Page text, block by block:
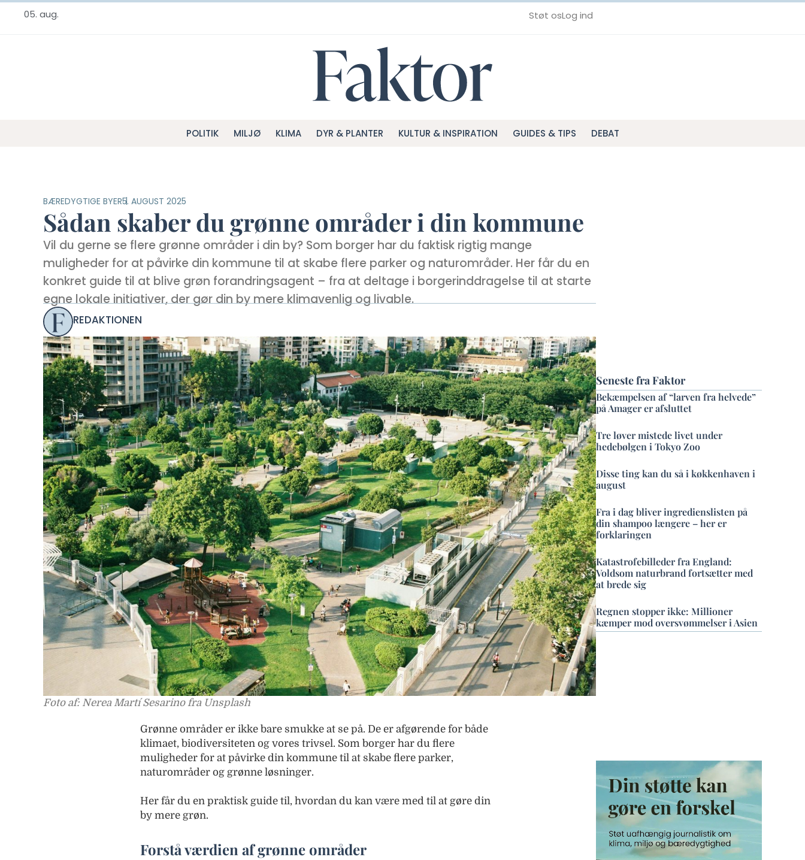
05. aug. Støt osLog ind
POLITIK MILJØ KLIMA DYR & PLANTER KULTUR & INSPIRATION GUIDES & TIPS DEBAT
BÆREDYGTIGE BYER5. AUGUST 2025
Sådan skaber du grønne områder i din kommune
Vil du gerne se flere grønne områder i din by? Som borger har du faktisk rigtig mange
muligheder for at påvirke din kommune til at skabe flere parker og naturområder. Her får du en
konkret guide til at blive grøn forandringsagent – fra at deltage i borgerinddragelse til at starte
egne lokale initiativer, der gør din by mere klimavenlig og livable.
REDAKTIONEN
Foto af: Nerea Martí Sesarino fra Unsplash
Grønne områder er ikke bare smukke at se på. De er afgørende for både
klimaet, biodiversiteten og vores trivsel. Som borger har du flere
muligheder for at påvirke din kommune til at skabe flere parker,
naturområder og grønne løsninger.
Her får du en praktisk guide til, hvordan du kan være med til at gøre din
by mere grøn.
Forstå værdien af grønne områder
Seneste fra Faktor
Bekæmpelsen af “larven fra helvede”
på Amager er afsluttet
Tre løver mistede livet under
hedebølgen i Tokyo Zoo
Disse ting kan du så i køkkenhaven i
august
Fra i dag bliver ingredienslisten på
din shampoo længere – her er
forklaringen
Katastrofebilleder fra England:
Voldsom naturbrand fortsætter med
at brede sig
Regnen stopper ikke: Millioner
kæmper mod oversvømmelser i Asien